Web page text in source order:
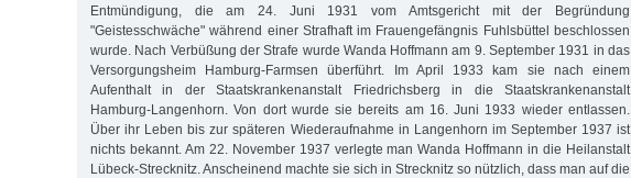
Entmündigung, die am 24. Juni 1931 vom Amtsgericht mit der Begründung
"Geistesschwäche" während einer Strafhaft im Frauengefängnis Fuhlsbüttel beschlossen
wurde. Nach Verbüßung der Strafe wurde Wanda Hoffmann am 9. September 1931 in das
Versorgungsheim Hamburg-Farmsen überführt. Im April 1933 kam sie nach einem
Aufenthalt in der Staatskrankenanstalt Friedrichsberg in die Staatskrankenanstalt
Hamburg-Langenhorn. Von dort wurde sie bereits am 16. Juni 1933 wieder entlassen.
Über ihr Leben bis zur späteren Wiederaufnahme in Langenhorn im September 1937 ist
nichts bekannt. Am 22. November 1937 verlegte man Wanda Hoffmann in die Heilanstalt
Lübeck-Strecknitz. Anscheinend machte sie sich in Strecknitz so nützlich, dass man auf die